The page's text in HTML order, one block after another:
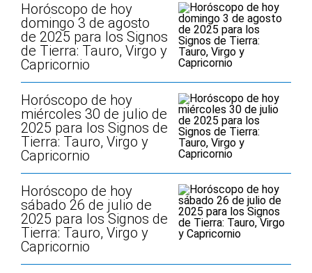
Horóscopo de hoy
domingo 3 de agosto
de 2025 para los Signos
de Tierra: Tauro, Virgo y
Capricornio
Horóscopo de hoy
miércoles 30 de julio de
2025 para los Signos de
Tierra: Tauro, Virgo y
Capricornio
Horóscopo de hoy
sábado 26 de julio de
2025 para los Signos de
Tierra: Tauro, Virgo y
Capricornio